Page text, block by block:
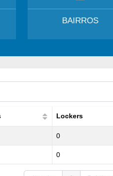
BAIRROS
Lockers
0
0